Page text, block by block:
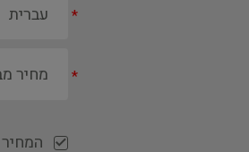
*
*